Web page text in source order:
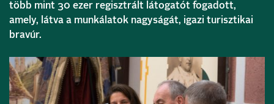
több mint 30 ezer regisztrált látogatót fogadott,
amely, látva a munkálatok nagyságát, igazi turisztikai
bravúr.